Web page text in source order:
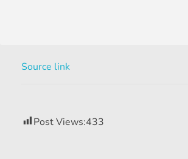
Source link
Post Views:433